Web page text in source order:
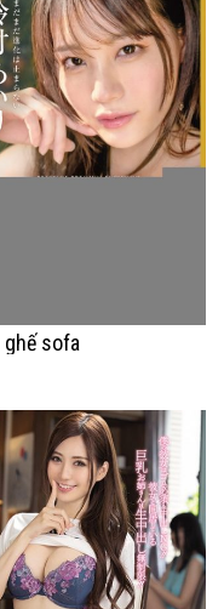
sofa